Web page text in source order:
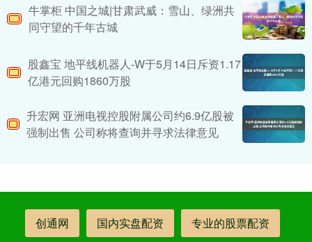
牛掌柜 中国之城|甘肃武威：雪山、绿洲共
同守望的千年古城
股鑫宝 地平线机器人-W于5月14日斥资1.17
亿港元回购1860万股
升宏网 亚洲电视控股附属公司约6.9亿股被
强制出售 公司称将查询并寻求法律意见
创通网 国内实盘配资 专业的股票配资